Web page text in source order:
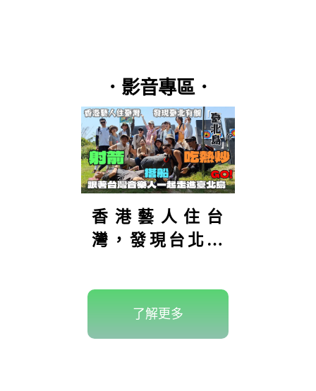
．影音專區．
香港藝人住台
灣，發現台北有
島」？！島上還
可以射箭！到底
了解更多